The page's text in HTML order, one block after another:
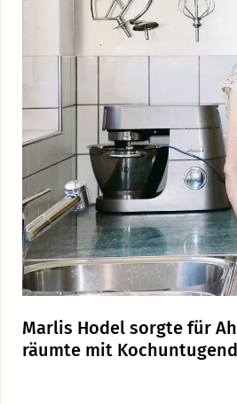
Marlis Hodel sorgte für
räumte mit